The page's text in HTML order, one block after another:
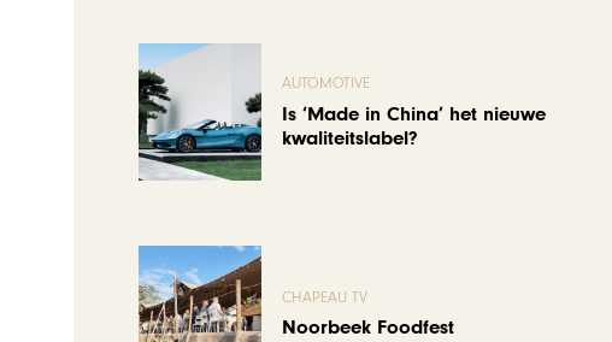
AUTOMOTIVE
Is ‘Made in China’ het nieuwe
kwaliteitslabel?
CHAPEAU TV
Noorbeek Foodfest